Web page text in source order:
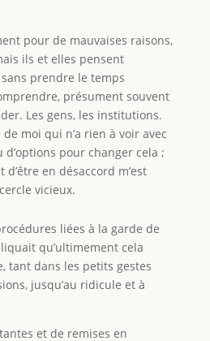
pour de mauvaises raisons,
ils et elles pensent
prendre le temps
présument souvent
Les gens, les institutions.
moi qui n’a rien à voir avec
d’options pour changer cela ;
en désaccord m’est
vicieux.
liées à la garde de
qu’ultimement cela
tant dans les petits gestes
jusqu’au ridicule et à
et de remises en